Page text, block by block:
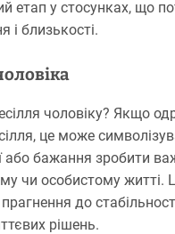
етап у стосунках, що
і близькості.
чоловіку? Якщо
це може
або бажання зробити
чи особистому житті.
до
рішень.